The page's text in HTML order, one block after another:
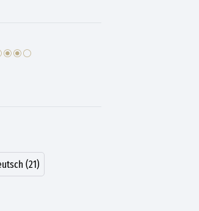
(21)